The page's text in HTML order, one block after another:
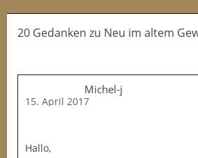
20 Gedanken zu Neu im altem
Michel-j
15. April 2017
Hallo,